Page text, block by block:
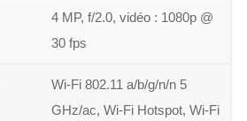
4 MP, f/2.0, vidéo : 1080p @
30 fps
Wi-Fi 802.11 a/b/g/n/n 5
GHz/ac, Wi-Fi Hotspot, Wi-Fi